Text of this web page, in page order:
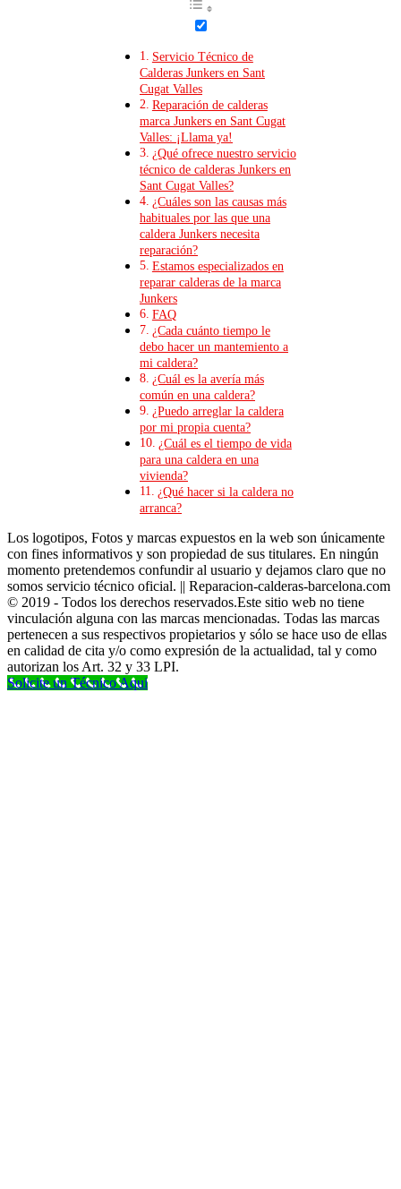
Servicio Técnico de
Calderas Junkers en Sant
Cugat Valles
Reparación de calderas
marca Junkers en Sant Cugat
Valles: ¡Llama ya!
¿Qué ofrece nuestro servicio
técnico de calderas Junkers en
Sant Cugat Valles?
¿Cuáles son las causas más
habituales por las que una
caldera Junkers necesita
reparación?
Estamos especializados en
reparar calderas de la marca
Junkers
FAQ
¿Cada cuánto tiempo le
debo hacer un mantemiento a
mi caldera?
¿Cuál es la avería más
común en una caldera?
¿Puedo arreglar la caldera
por mi propia cuenta?
¿Cuál es el tiempo de vida
para una caldera en una
vivienda?
¿Qué hacer si la caldera no
arranca?
Los logotipos, Fotos y marcas expuestos en la web son únicamente
con fines informativos y son propiedad de sus titulares. En ningún
momento pretendemos confundir al usuario y dejamos claro que no
somos servicio técnico oficial. || Reparacion-calderas-barcelona.com
© 2019 - Todos los derechos reservados.Este sitio web no tiene
vinculación alguna con las marcas mencionadas. Todas las marcas
pertenecen a sus respectivos propietarios y sólo se hace uso de ellas
en calidad de cita y/o como expresión de la actualidad, tal y como
autorizan los Art. 32 y 33 LPI.
Solicite un Técnico Aqui